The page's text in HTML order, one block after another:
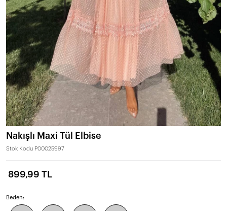
Nakışlı Maxi Tül Elbise
Stok Kodu P00025997
899,99 TL
Beden: